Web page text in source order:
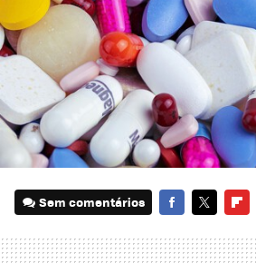
Sem comentários